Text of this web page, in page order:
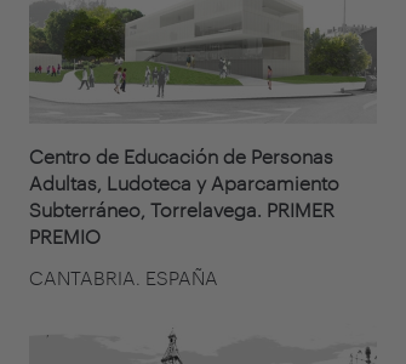
Centro de Educación de Personas
Adultas, Ludoteca y Aparcamiento
Subterráneo, Torrelavega. PRIMER
PREMIO
CANTABRIA. ESPAÑA